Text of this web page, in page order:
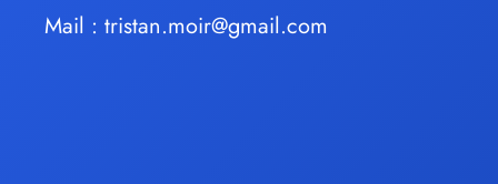
Mail : tristan.moir@gmail.com